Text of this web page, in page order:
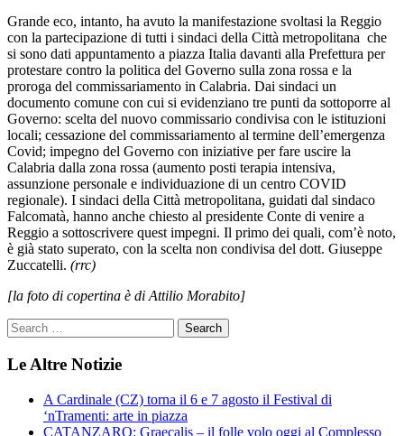
Grande eco, intanto, ha avuto la manifestazione svoltasi la Reggio
con la partecipazione di tutti i sindaci della Città metropolitana che
si sono dati appuntamento a piazza Italia davanti alla Prefettura per
protestare contro la politica del Governo sulla zona rossa e la
proroga del commissariamento in Calabria. Dai sindaci un
documento comune con cui si evidenziano tre punti da sottoporre al
Governo: scelta del nuovo commissario condivisa con le istituzioni
locali; cessazione del commissariamento al termine dell’emergenza
Covid; impegno del Governo con iniziative per fare uscire la
Calabria dalla zona rossa (aumento posti terapia intensiva,
assunzione personale e individuazione di un centro COVID
regionale). I sindaci della Città metropolitana, guidati dal sindaco
Falcomatà, hanno anche chiesto al presidente Conte di venire a
Reggio a sottoscrivere quest impegni. Il primo dei quali, com’è noto,
è già stato superato, con la scelta non condivisa del dott. Giuseppe
Zuccatelli. (rrc)
[la foto di copertina è di Attilio Morabito]
Le Altre Notizie
A Cardinale (CZ) torna il 6 e 7 agosto il Festival di
‘nTramenti: arte in piazza
CATANZARO: Graecalis – il folle volo oggi al Complesso